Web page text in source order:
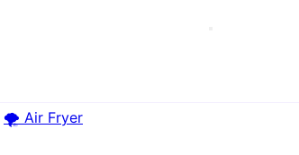
🌪️ Air Fryer